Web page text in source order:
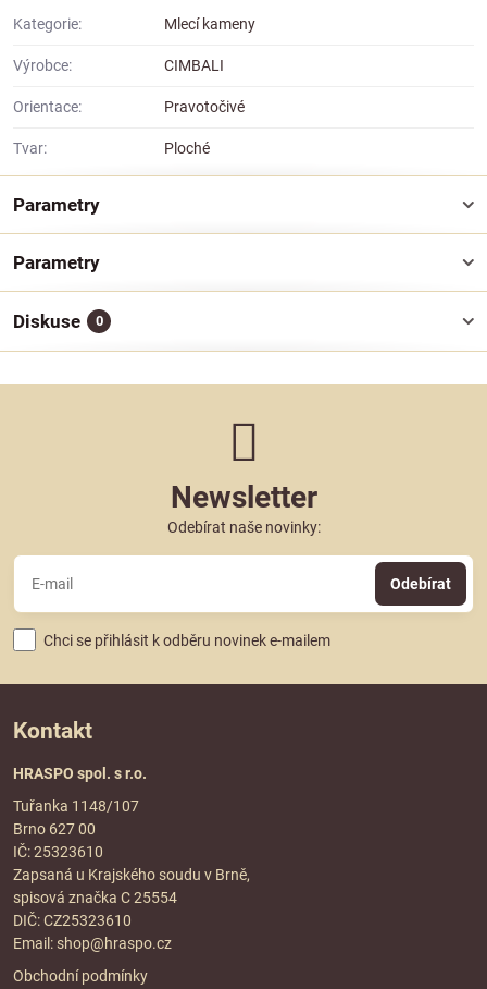
Kategorie: Mlecí kameny
Výrobce: CIMBALI
Orientace: Pravotočivé
Tvar: Ploché
Parametry
Parametry
Diskuse 0
Newsletter
Odebírat naše novinky:
Odebírat
Chci se přihlásit k odběru novinek e-mailem
Kontakt
HRASPO spol. s r.o.
Tuřanka 1148/107
Brno 627 00
IČ: 25323610
Zapsaná u Krajského soudu v Brně,
spisová značka C 25554
DIČ: CZ25323610
Email: shop@hraspo.cz
Obchodní podmínky